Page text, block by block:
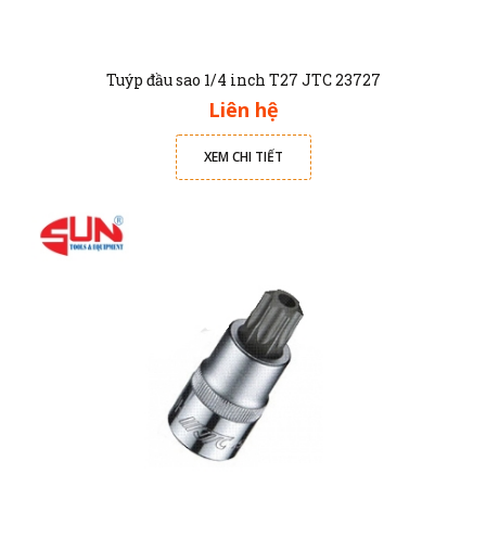
Tuýp đầu sao 1/4 inch T27 JTC 23727
Liên hệ
XEM CHI TIẾT